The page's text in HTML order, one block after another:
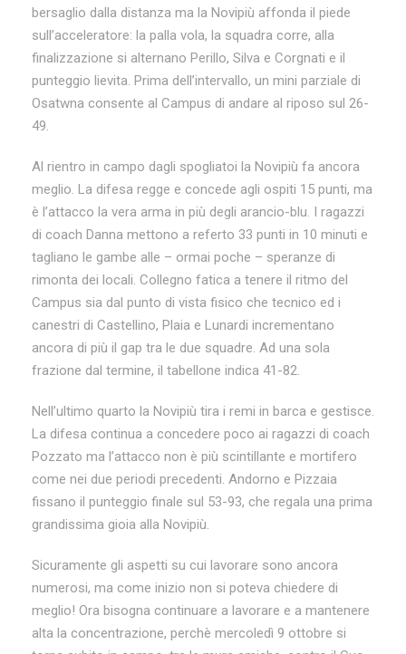
bersaglio dalla distanza ma la Novipiù affonda il piede
sull’acceleratore: la palla vola, la squadra corre, alla
finalizzazione si alternano Perillo, Silva e Corgnati e il
punteggio lievita. Prima dell’intervallo, un mini parziale di
Osatwna consente al Campus di andare al riposo sul 26-
49.
Al rientro in campo dagli spogliatoi la Novipiù fa ancora
meglio. La difesa regge e concede agli ospiti 15 punti, ma
è l’attacco la vera arma in più degli arancio-blu. I ragazzi
di coach Danna mettono a referto 33 punti in 10 minuti e
tagliano le gambe alle – ormai poche – speranze di
rimonta dei locali. Collegno fatica a tenere il ritmo del
Campus sia dal punto di vista fisico che tecnico ed i
canestri di Castellino, Plaia e Lunardi incrementano
ancora di più il gap tra le due squadre. Ad una sola
frazione dal termine, il tabellone indica 41-82.
Nell’ultimo quarto la Novipiù tira i remi in barca e gestisce.
La difesa continua a concedere poco ai ragazzi di coach
Pozzato ma l’attacco non è più scintillante e mortifero
come nei due periodi precedenti. Andorno e Pizzaia
fissano il punteggio finale sul 53-93, che regala una prima
grandissima gioia alla Novipiù.
Sicuramente gli aspetti su cui lavorare sono ancora
numerosi, ma come inizio non si poteva chiedere di
meglio! Ora bisogna continuare a lavorare e a mantenere
alta la concentrazione, perchè mercoledì 9 ottobre si